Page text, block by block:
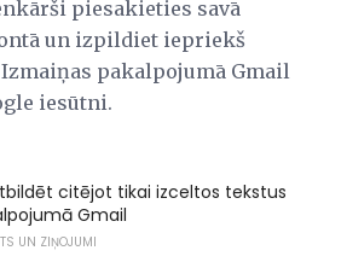
piesakieties savā
un izpildiet iepriekš
pakalpojumā Gmail
iesūtni.
citējot tikai izceltos tekstus
Gmail
UN ZIŅOJUMI